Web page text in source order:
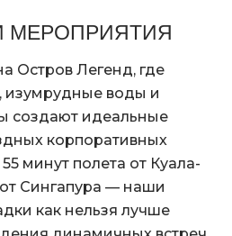
МЕРОПРИЯТИЯ
Остров Легенд, где
изумрудные воды и
создают идеальные
корпоративных
минут полета от Куала-
Сингапура — наши
как нельзя лучше